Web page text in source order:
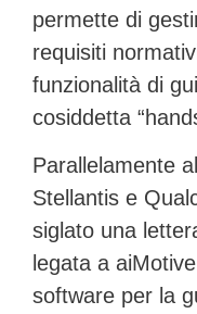
permette di
requisiti
funzionalità di
cosiddetta
Parallelamente
Stellantis e
siglato una
legata a aiMotive
software per la